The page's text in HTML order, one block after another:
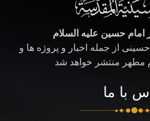
حسین علیه السلام
از جمله اخبار و پروژه ها و
مطهر منتشر خواهد شد
با ما